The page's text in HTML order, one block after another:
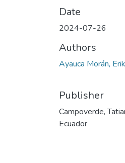
Date
2024-07-26
Authors
Ayauca Morán,
Publisher
Campoverde,
Ecuador